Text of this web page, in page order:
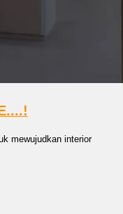
mewujudkan interior